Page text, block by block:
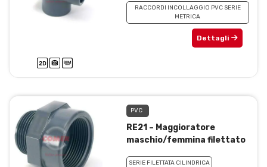
RACCORDI INCOLLAGGIO PVC SERIE
METRICA
Dettagli
PVC
RE21 – Maggioratore
maschio/femmina filettato
SERIE FILETTATA CILINDRICA